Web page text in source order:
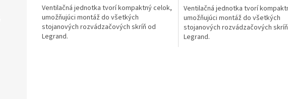
Ventilačná jednotka tvorí kompaktný celok,
umožňujúci montáž do všetkých
stojanových rozvádzačových skríň od
Legrand.
Ventilačná jednotka tvorí
umožňujúci montáž do všetkých
stojanových rozvádzačových
Legrand.